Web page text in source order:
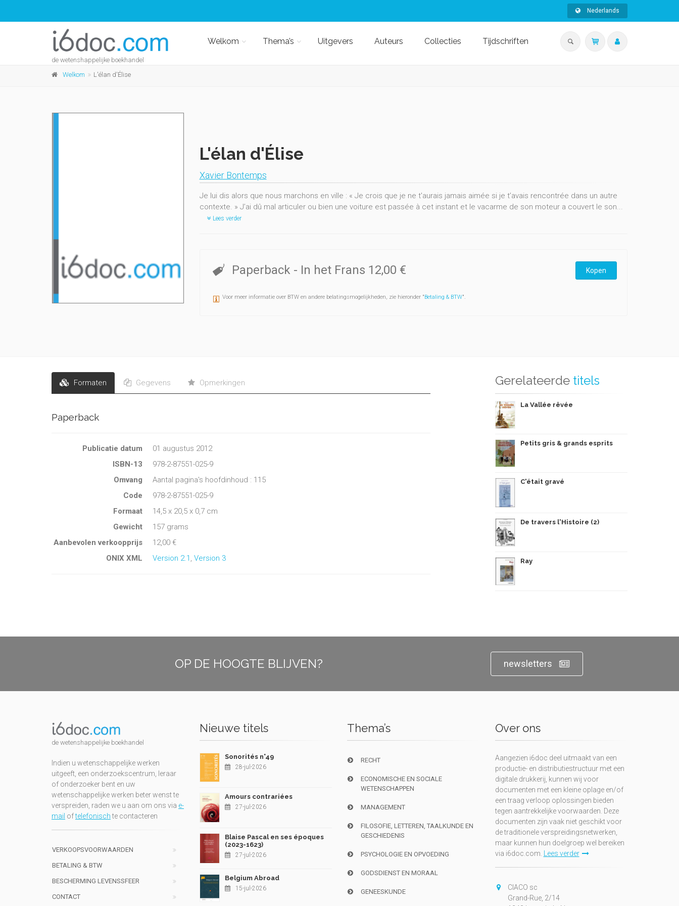
Nederlands
de wetenshappelijke boekhandel
Welkom Thema’s Uitgevers Auteurs Collecties Tijdschriften
Welkom L'élan d'Élise
L'élan d'Élise
Xavier Bontemps
Je lui dis alors que nous marchons en ville : « Je crois que je ne t'aurais jamais aimée si je t’avais rencontrée dans un autre
contexte. » J’ai dû mal articuler ou bien une voiture est passée à cet instant et le vacarme de son moteur a couvert le son...
Lees verder
Paperback - In het Frans 12,00 € Kopen
Voor meer informatie over BTW en andere belatingsmogelijkheden, zie hieronder "Betaling & BTW".
Formaten Gegevens Opmerkingen
Paperback
Publicatie datum
01 augustus 2012
ISBN-13
978-2-87551-025-9
Omvang
Aantal pagina's hoofdinhoud : 115
Code
978-2-87551-025-9
Formaat
14,5 x 20,5 x 0,7 cm
Gewicht
157 grams
Aanbevolen verkoopprijs
12,00 €
ONIX XML
Version 2.1 , Version 3
Gerelateerde titels
La Vallée rêvée
Petits gris & grands esprits
C'était gravé
De travers l'Histoire (2)
Ray
OP DE HOOGTE BLIJVEN? newsletters
de wetenshappelijke boekhandel
Indien u wetenschappelijke werken
uitgeeft, een onderzoekscentrum, leraar
of onderzoeker bent en uw
wetenschappelijke werken beter wenst te
verspreiden, raden we u aan om ons via e-
mail oftelefonischte contacteren
VERKOOPSVOORWAARDEN
BETALING & BTW
BESCHERMING LEVENSSFEER
CONTACT
Nieuwe titels
Sonorités n°49
28-jul-2026
Amours contrariées
27-jul-2026
Blaise Pascal en ses époques
(2023-1623)
27-jul-2026
Belgium Abroad
15-jul-2026
Thema’s
RECHT
ECONOMISCHE EN SOCIALE
WETENSCHAPPEN
MANAGEMENT
FILOSOFIE, LETTEREN, TAALKUNDE EN
GESCHIEDENIS
PSYCHOLOGIE EN OPVOEDING
GODSDIENST EN MORAAL
GENEESKUNDE
Over ons
Aangezien i6doc deel uitmaakt van een
productie- en distributiestructuur met een
digitale drukkerij, kunnen wij voor
documenten met een kleine oplage en/of
een traag verloop oplossingen bieden
tegen aantrekkelijke voorwaarden. Deze
documenten zijn vaak niet geschikt voor
de traditionele verspreidingsnetwerken,
maar kunnen hun doelgroep wel bereiken
via i6doc.com.
Lees verder
CIACO sc
Grand-Rue, 2/14